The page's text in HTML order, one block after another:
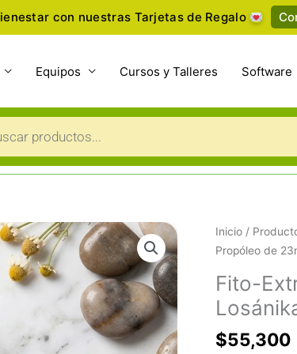
con nuestras Tarjetas de Regalo
Equipos Cursos y Talleres Software
Inicio /
Propóleo de
Fito-
$55,300
Fito-
Extracto
Propóleo
de
-